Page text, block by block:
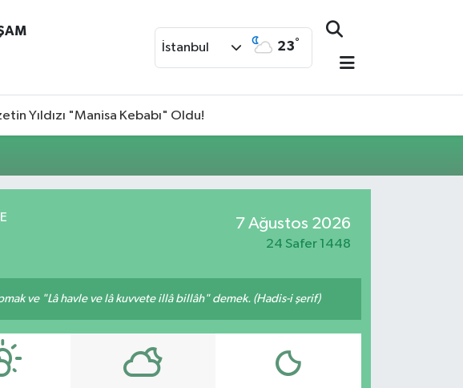
İstanbul 23°
Yıldızı "Manisa Kebabı" Oldu!
7 Ağustos 2026
24 Safer 1448
ve "Lâ havle ve lâ kuvvete illâ billâh" demek. (Hadis-i şerif)